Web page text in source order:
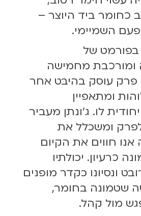
כחומר ביד היוצר –
השמיימי.
בפורמט של
ומורכבת מחמישה
פרק עוסק בהיבט אחר
ומתאפיין
לו. ג'ונתן מעביר
ומשכלל את
חווים את הקיום
כרעיון. יכולתיו
ונסיונו כקדר מופנים
שטמונה בחומר,
מול קהל.